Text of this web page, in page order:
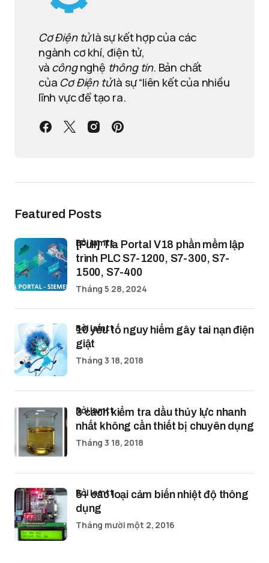
Cơ Điện tửlà sự kết hợp của các
ngành cơ khí, điện tử,
và côngnghệ thông tin. Bản chất
của Cơ Điện tửlà sự “liên kết của nhiều
lĩnh vực để tạo ra.
Featured Posts
[Full] Tia Portal V18 phần mềm lập
trình PLC S7-1200, S7-300, S7-
1500, S7-400
bởi lamtt
Tháng 5 28, 2024
10 yếu tố nguy hiểm gây tai nạn điện
giật
bởi lamtt
Tháng 3 18, 2018
3 cách kiểm tra dầu thủy lực nhanh
nhất không cần thiết bị chuyên dụng
bởi lamtt
Tháng 3 18, 2018
5+ các loại cảm biến nhiệt độ thông
dụng
bởi lamtt
Tháng mười một 2, 2016